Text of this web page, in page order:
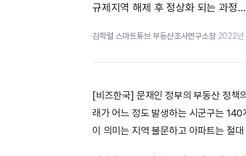
규제지역 해제 후 정상화 되는 과정
김학렬 스마트튜브 부동산조사연구소장·2022
[비즈한국] 문재인 정부의 부동산 정책
래가 어느 정도 발생하는 시군구는
이 의미는 지역 불문하고 아파트는 절